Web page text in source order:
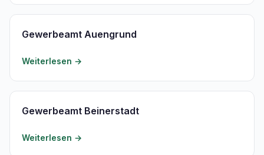
Gewerbeamt Auengrund
Weiterlesen →
Gewerbeamt Beinerstadt
Weiterlesen →